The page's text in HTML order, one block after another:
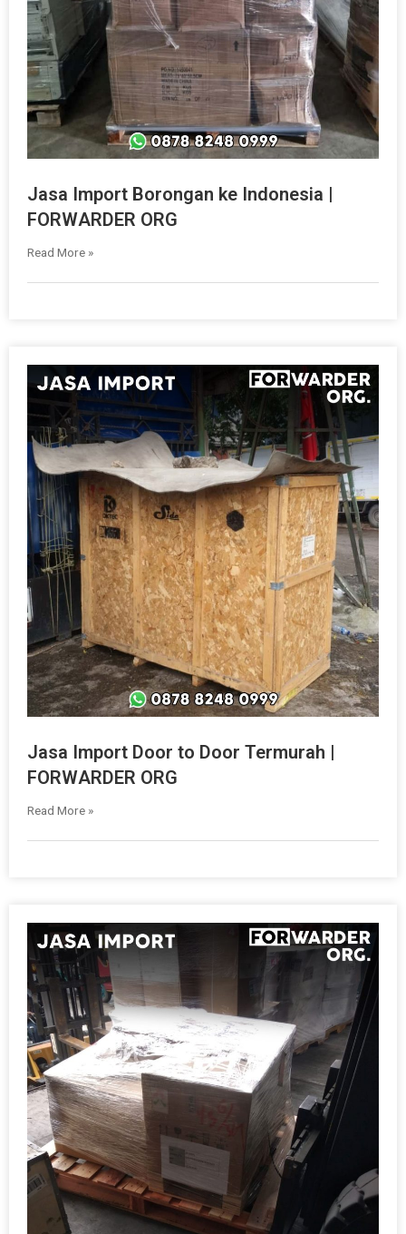
Jasa Import Borongan ke Indonesia |
FORWARDER ORG
Read More »
Jasa Import Door to Door Termurah |
FORWARDER ORG
Read More »